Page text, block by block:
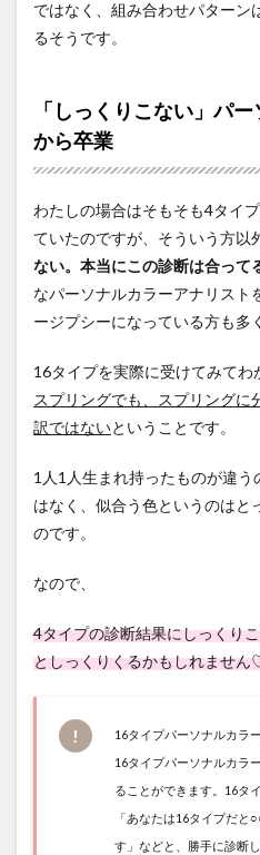
ではなく、組み合わせパターン
るそうです。
「しっくりこない」パ
から卒業
わたしの場合はそもそも4タイ
ていたのですが、そういう方以
ない。本当にこの診断は合って
なパーソナルカラーアナリスト
ージプシーになっている方も多
16タイプを実際に受けてみてわ
スプリングでも、スプリングに
訳ではないということです。
1人1人生まれ持ったものが違
はなく、似合う色というのはと
のです。
なので、
4タイプの診断結果にしっくり
としっくりくるかもしれませ
16タイプパーソナルカラ
16タイプパーソナルカラ
ることができます。16タ
「あなたは16タイプだ
す」などと、勝手に診断